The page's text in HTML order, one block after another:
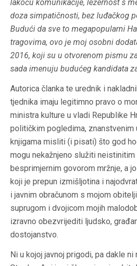
lakoću komunikacije, ležernost s
doza simpatičnosti, bez luđačkog
Budući da sve to megapopularni
tragovima, ovo je moj osobni
2016, koji su u otvorenom pismu
sada imenuju budućeg kandidata
Autorica članka te urednik i
tjednika imaju legitimno pravo o
ministra kulture u vladi Republike
političkim pogledima, znanstvenim
knjigama misliti (i pisati) što god
mogu nekažnjeno služiti neistinitim
besprimjernim govorom mržnje, a
koji je prepun izmišljotina i
i javnim obračunom s mojom
suprugom i dvojicom mojih
izravno obezvrijediti ljudsko,
dostojanstvo.
Ni u kojoj javnoj prigodi, pa dakle ni